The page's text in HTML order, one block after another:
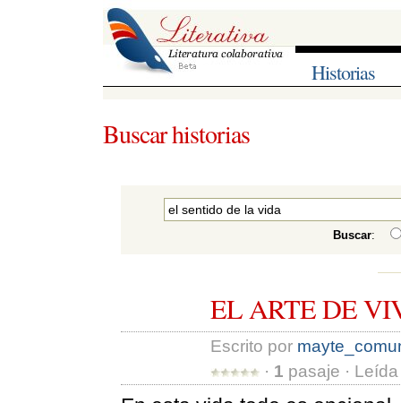
Historias
Buscar historias
Buscar:
EL ARTE DE
Escrito por
· 1 pasaje ·